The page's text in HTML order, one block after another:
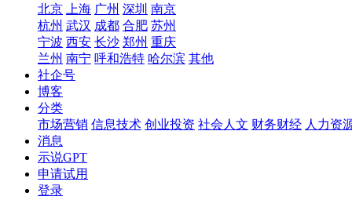
北京
上海 广州 深圳 南京
杭州 武汉 成都 合肥 苏州
宁波 西安 长沙 郑州 重庆
兰州 南宁 呼和浩特 哈尔滨 其他
社企号
博客
分类
市场营销 信息技术 创业投资 社会人文 财务财经 人力资
消息
示说GPT
申请试用
登录